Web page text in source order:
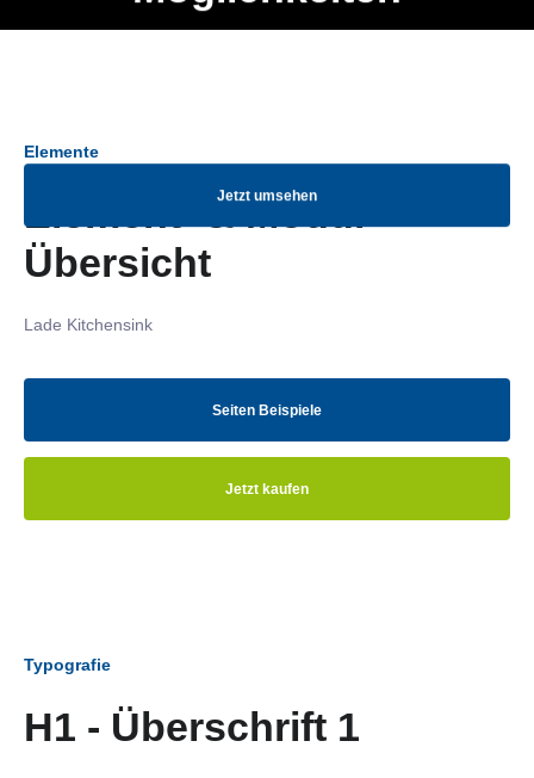
Jetzt umsehen
Elemente
Element- & Modul-
Übersicht
Lade Kitchensink
Seiten Beispiele
Jetzt kaufen
Typografie
H1 - Überschrift 1